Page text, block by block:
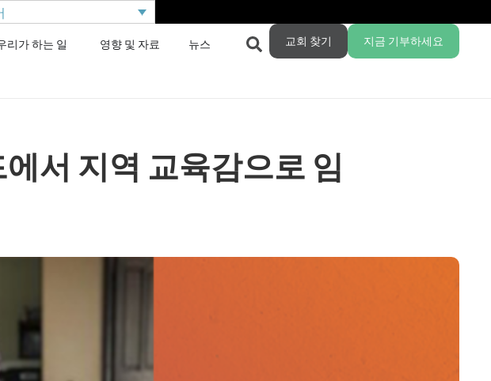
리가 하는 일 영향 및 자료 뉴스 교회 찾기 지금 기부하세요
서 지역 교육감으로 임